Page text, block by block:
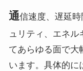
通信速度、遅延
ュリティ、エネル
てあらゆる面で大
います。具体的に